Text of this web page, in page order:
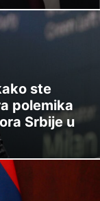
ste
polemika
Srbije u